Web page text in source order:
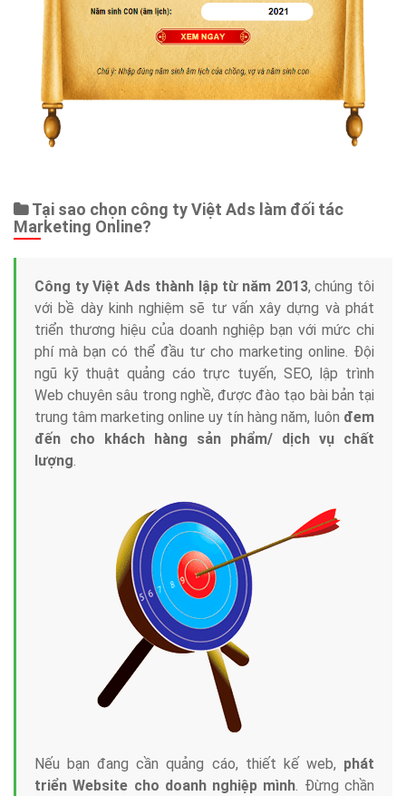
Tại sao chọn công ty Việt Ads làm đối tác
Marketing Online?
Công ty Việt Ads thành lập từ năm 2013, chúng tôi
với bề dày kinh nghiệm sẽ tư vấn xây dựng và phát
triển thương hiệu của doanh nghiệp bạn với mức chi
phí mà bạn có thể đầu tư cho marketing online. Đội
ngũ kỹ thuật quảng cáo trực tuyến, SEO, lập trình
Web chuyên sâu trong nghề, được đào tạo bài bản tại
trung tâm marketing online uy tín hàng năm, luôn đem
đến cho khách hàng sản phẩm/ dịch vụ chất
lượng.
Nếu bạn đang cần quảng cáo, thiết kế web, phát
triển Website cho doanh nghiệp mình. Đừng chần